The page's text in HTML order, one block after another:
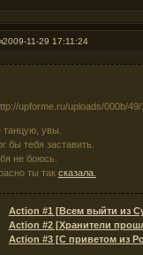
2009-11-29 17:11:24
танцую, увы.
бы тебя заставить.
не боюсь.
ты так сказала.
Action #1 [Всем выйти из
Action #2 [Хранители
Action #3 [С приветом из